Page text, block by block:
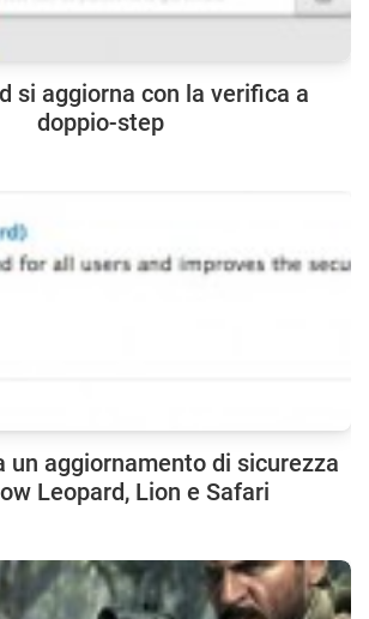
si aggiorna con la verifica a
doppio-step
un aggiornamento di sicurezza
Leopard, Lion e Safari